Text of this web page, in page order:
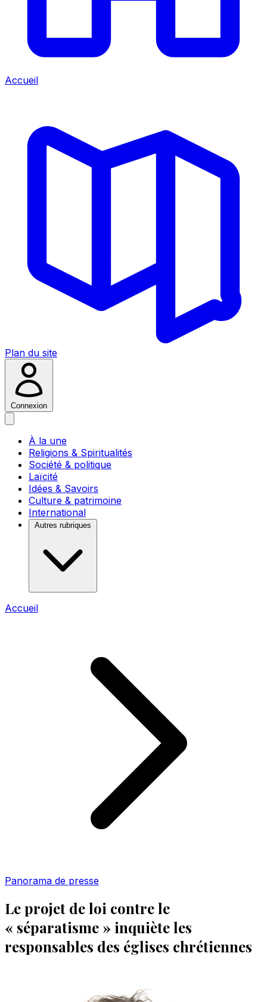
Accueil
Plan du site
Connexion
À la une
Religions & Spiritualités
Société & politique
Laïcité
Idées & Savoirs
Culture & patrimoine
International
Autres rubriques
Accueil
Panorama de presse
Le projet de loi contre le
« séparatisme » inquiète les
responsables des églises chrétiennes